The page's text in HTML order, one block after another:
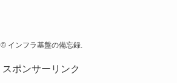
©インフラ基盤の備忘録.
スポンサーリンク